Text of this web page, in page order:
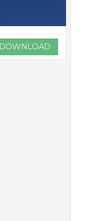
DOWNLOAD